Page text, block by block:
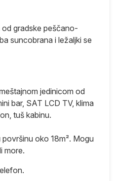
gradske peščano-
suncobrana i ležaljki se
jedinicom od
bar, SAT LCD TV, klima
tuš kabinu.
površinu oko 18m². Mogu
more.